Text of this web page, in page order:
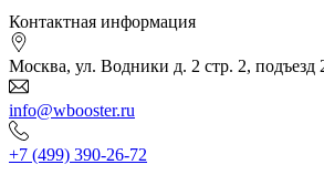
Контактная информация
Москва, ул. Водники д. 2 стр. 2, подъезд
info@wbooster.ru
+7 (499) 390-26-72